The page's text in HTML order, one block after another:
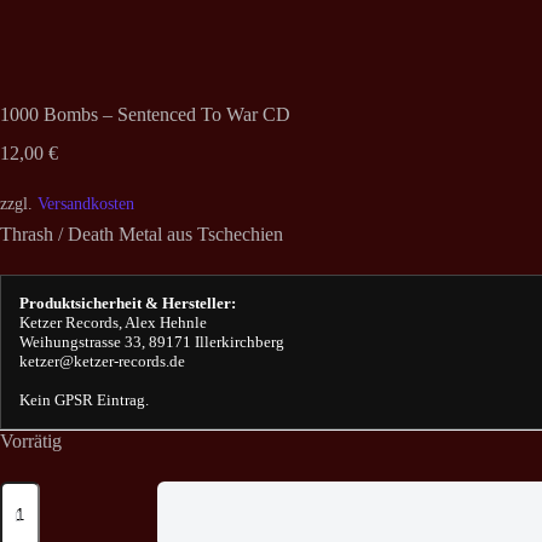
1000 Bombs – Sentenced To War CD
12,00 €
zzgl. Versandkosten
Thrash / Death Metal aus Tschechien
Produktsicherheit & Hersteller:
Ketzer Records, Alex Hehnle
Weihungstrasse 33, 89171 Illerkirchberg
ketzer@ketzer-records.de
Kein GPSR Eintrag.
Vorrätig
1000
Bombs